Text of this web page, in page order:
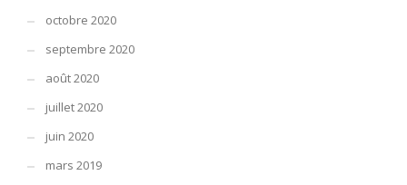
octobre 2020
septembre 2020
août 2020
juillet 2020
juin 2020
mars 2019